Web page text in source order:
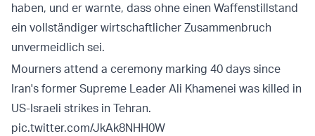
haben, und er warnte, dass ohne einen Waffenstillstand
ein vollständiger wirtschaftlicher Zusammenbruch
unvermeidlich sei.
Mourners attend a ceremony marking 40 days since
Iran's former Supreme Leader Ali Khamenei was killed in
US-Israeli strikes in Tehran.
pic.twitter.com/JkAk8NHH0W